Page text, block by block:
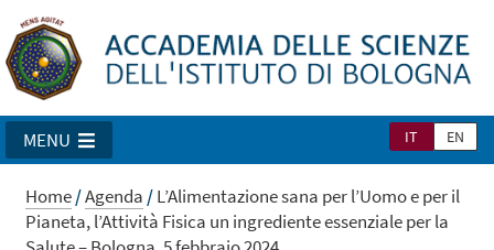
IT EN
MENU
Home/Agenda /L’Alimentazione sana per l’Uomo e per il
Pianeta, l’Attività Fisica un ingrediente essenziale per la